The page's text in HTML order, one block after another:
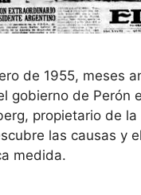
de 1955, meses
gobierno de Perón
propietario de la
las causas y
medida.